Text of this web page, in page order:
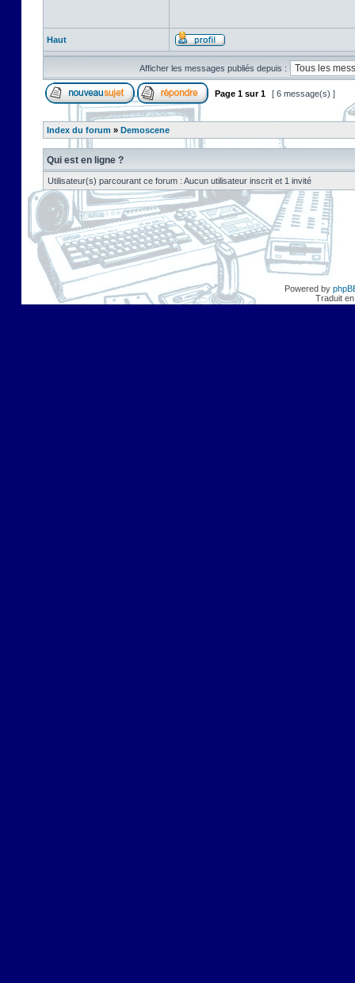
Haut
Afficher les messages publiés depuis :
Page 1 sur1 [ 6 message(s) ]
Index du forum » Demoscene
Qui est en ligne ?
Utilisateur(s) parcourant ce forum : Aucun utilisateur inscrit et 1 invité
Powered by
Traduit